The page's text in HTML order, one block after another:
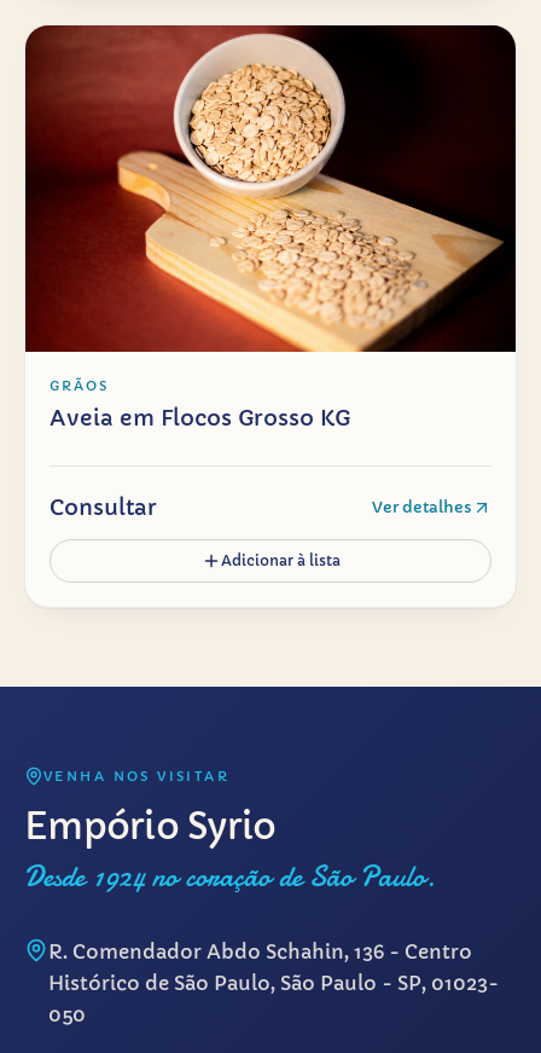
GRÃOS
Aveia em Flocos Grosso KG
Consultar Ver detalhes
Adicionar à lista
VENHA NOS VISITAR
Empório Syrio
Desde 1924 no coração de São Paulo.
R. Comendador Abdo Schahin, 136 - Centro
Histórico de São Paulo, São Paulo - SP, 01023-
050